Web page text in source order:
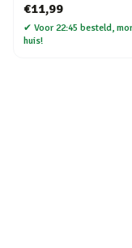
€11,99
✔ Voor 22:45 besteld,
huis!